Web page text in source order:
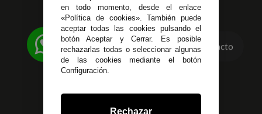
623 23 31 98
Atendemos Whatsapp
955 44 45 43/955 44 45 44
info@steielectronica.com
Avenida Plaza de Toros,
Local 3 Écija (Sevilla)
Contacto
en todo momento, desde el enlace
«Política de cookies». También puede
aceptar todas las cookies pulsando el
botón Aceptar y Cerrar. Es posible
rechazarlas todas o seleccionar algunas
de las cookies mediante el botón
Configuración.
Rechazar